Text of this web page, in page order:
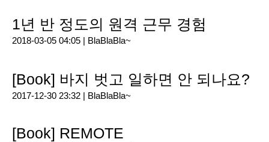
1년 반 정도의 원격 근무 경험
2018-03-05 04:05 | BlaBlaBla~
[Book] 바지 벗고 일하면 안 되나요?
2017-12-30 23:32 | BlaBlaBla~
[Book] REMOTE